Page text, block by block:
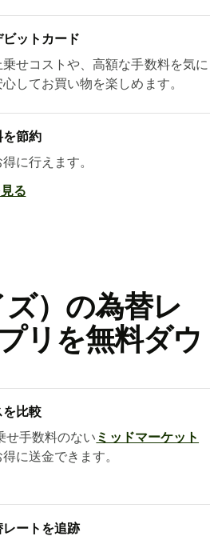
ットカード
せコストや、高額な手数料を気に
してお買い物を楽しめます。
節約
に行えます。
る
）の為替レ
リを無料ダウ
比較
せ手数料のない ミッドマーケット
に送金できます。
ートを追跡